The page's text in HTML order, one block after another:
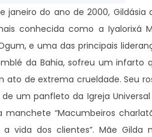
janeiro do ano de 2000, Gildásia
conhecida como a Iyalorixá
e uma das principais
da Bahia, sofreu um infarto
ato de extrema crueldade. Seu
um panfleto da Igreja
manchete “Macumbeiros
vida dos clientes”. Mãe Gilda